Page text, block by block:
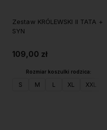
Zestaw KRÓLEWSKI II TATA +
SYN
109,00 zł
Rozmiar koszulki rodzica:
S M L XL XXL